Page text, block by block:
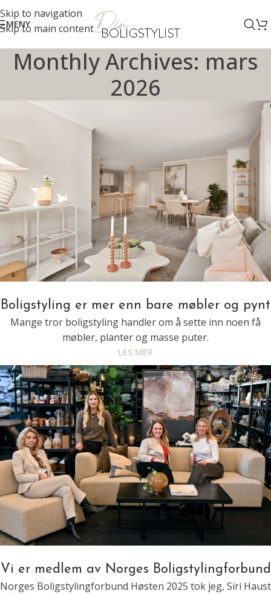
Skip to navigation
Skip to main content
MENY
Monthly Archives: mars
2026
Boligstyling er mer enn bare møbler og pynt
Mange tror boligstyling handler om å sette inn noen få
møbler, planter og masse puter.
LES MER
Vi er medlem av Norges Boligstylingforbund
Norges Boligstylingforbund Høsten 2025 tok jeg, Siri Haust